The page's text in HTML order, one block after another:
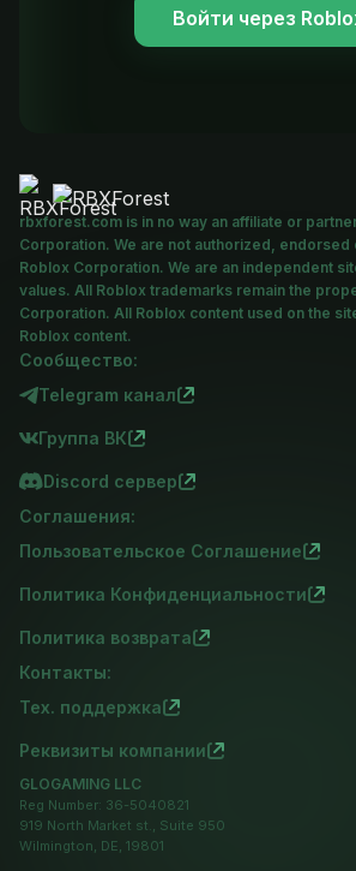
Войти через
rbxforest.com is in no way an affiliate or
Corporation. We are not authorized,
Roblox Corporation. We are an independent
values. All Roblox trademarks remain the
Corporation. All Roblox content used on the
Roblox content.
Сообщество:
Telegram канал
Группа ВК
Discord сервер
Соглашения:
Пользовательское Соглашение
Политика Конфиденциальности
Политика возврата
Контакты:
Тех. поддержка
Реквизиты компании
GLOGAMING LLC
Reg Number: 36-5040821
919 North Market st., Suite 950
Wilmington, DE, 19801